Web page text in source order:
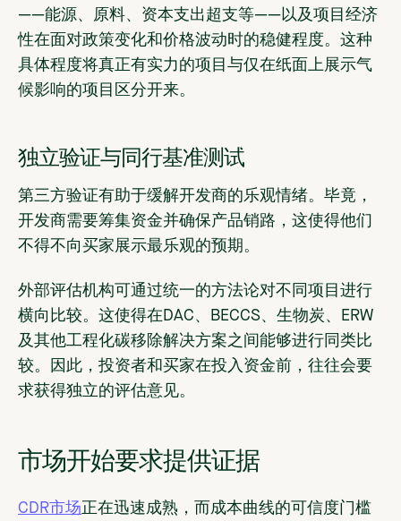
——能源、原料、资本支出超支等——以及项目经济
性在面对政策变化和价格波动时的稳健程度。这种
具体程度将真正有实力的项目与仅在纸面上展示气
候影响的项目区分开来。
独立验证与同行基准测试
第三方验证有助于缓解开发商的乐观情绪。毕竟，
开发商需要筹集资金并确保产品销路，这使得他们
不得不向买家展示最乐观的预期。
外部评估机构可通过统一的方法论对不同项目进行
横向比较。这使得在DAC、BECCS、生物炭、ERW
及其他工程化碳移除解决方案之间能够进行同类比
较。因此，投资者和买家在投入资金前，往往会要
求获得独立的评估意见。
市场开始要求提供证据
CDR市场 正在迅速成熟，而成本曲线的可信度门槛